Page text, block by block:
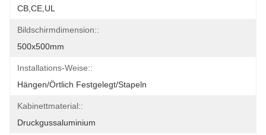
CB,CE,UL
Bildschirmdimension::
500x500mm
Installations-Weise::
Hängen/örtlich Festgelegt/Stapeln
Kabinettmaterial::
Druckgussaluminium